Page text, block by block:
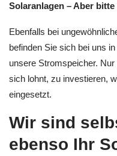
Solaranlagen – Aber
Ebenfalls bei
befinden Sie sich bei uns
unsere Stromspeicher.
sich lohnt, zu investieren,
eingesetzt.
Wir sind
ebenso Ihr